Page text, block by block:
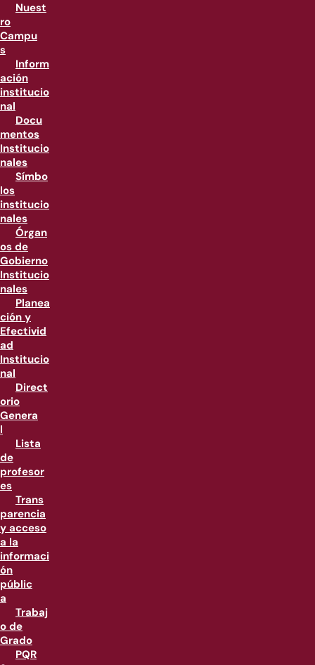
Nuest
ro
Campu
s
Inform
ación
institucio
nal
Docu
mentos
Institucio
nales
Símbo
los
institucio
nales
Órgan
os de
Gobierno
Institucio
nales
Planea
ción y
Efectivid
ad
Institucio
nal
Direct
orio
Genera
l
Lista
de
profesor
es
Trans
parencia
y acceso
a la
informaci
ón
públic
a
Trabaj
o de
Grado
PQR